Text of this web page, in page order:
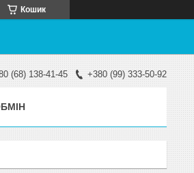
Кошик
(68) 138-41-45 +380 (99) 333-50-92